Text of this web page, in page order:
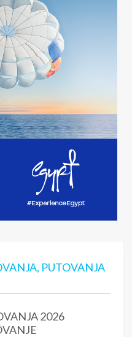
PUTOVANJA
2026